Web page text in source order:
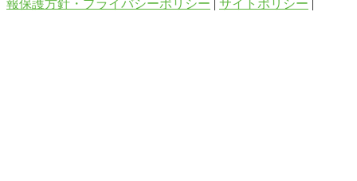
報保護方針・プライバシーポリシー | サイトポリシー |